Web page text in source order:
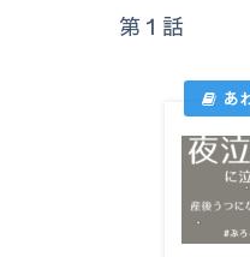
第１話